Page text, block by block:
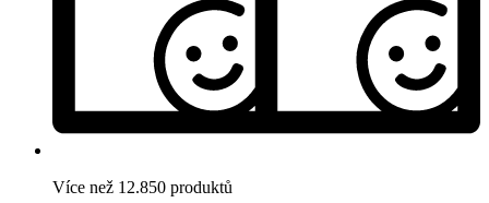
Více než 12.850 produktů